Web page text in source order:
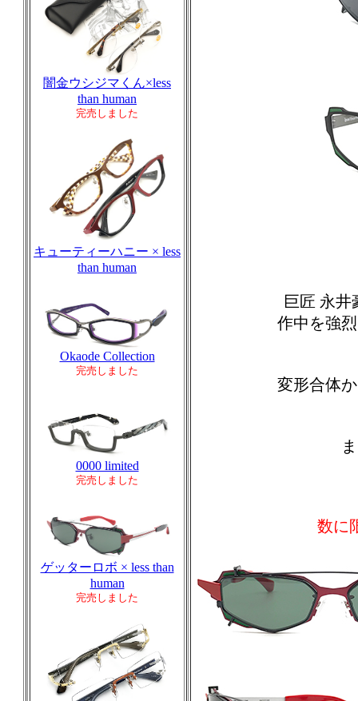
闇金ウシジマくん×less
than human
完売しました
キューティーハニー × less
than human
Okaode Collection
完売しました
0000 limited
完売しました
ゲッターロボ × less than
human
完売しました
巨匠 永井
作中を強
変形合体
数に